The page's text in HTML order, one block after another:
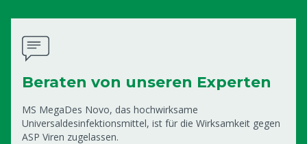
Beraten von unseren Experten
MS MegaDes Novo, das hochwirksame
Universaldesinfektionsmittel, ist für die Wirksamkeit gegen
ASP Viren zugelassen.